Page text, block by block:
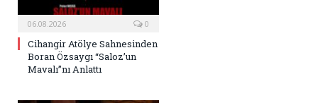
06.08.2026 0
Cihangir Atölye Sahnesinden
Boran Özsaygı “Saloz’un
Mavalı”nı Anlattı